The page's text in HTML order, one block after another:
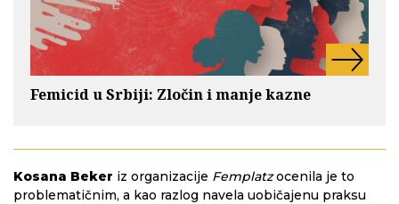
Femicid u Srbiji: Zločin i manje kazne
Kosana Beker iz organizacije Femplatzocenila je to
problematičnim, a kao razlog navela uobičajenu praksu